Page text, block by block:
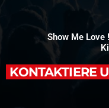
Show Me Love
KONTAKTIERE